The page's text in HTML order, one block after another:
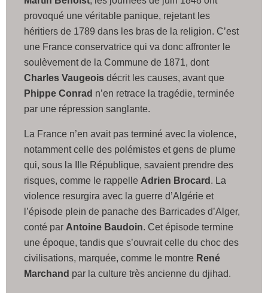
provoqué une véritable panique, rejetant les
héritiers de 1789 dans les bras de la religion. C’est
une France conservatrice qui va donc affronter le
soulèvement de la Commune de 1871, dont
Charles Vaugeois décrit les causes, avant que
Phippe Conrad n’en retrace la tragédie, terminée
par une répression sanglante.
La France n’en avait pas terminé avec la violence,
notamment celle des polémistes et gens de plume
qui, sous la IIIe République, savaient prendre des
risques, comme le rappelle Adrien Brocard . La
violence resurgira avec la guerre d’Algérie et
l’épisode plein de panache des Barricades d’Alger,
conté par Antoine Baudoin. Cet épisode termine
une époque, tandis que s’ouvrait celle du choc des
civilisations, marquée, comme le montre René
Marchand par la culture très ancienne du djihad.